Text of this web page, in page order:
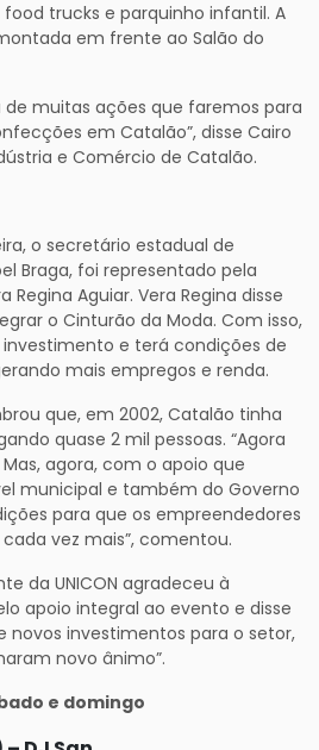
trucks e parquinho infantil. A
em frente ao Salão do
de muitas ações que faremos para
em Catalão”, disse Cairo
e Comércio de Catalão.
o secretário estadual de
Braga, foi representado pela
Regina Aguiar. Vera Regina disse
o Cinturão da Moda. Com isso,
e terá condições de
mais empregos e renda.
que, em 2002, Catalão tinha
quase 2 mil pessoas. “Agora
agora, com o apoio que
municipal e também do Governo
para que os empreendedores
vez mais”, comentou.
da UNICON agradeceu à
apoio integral ao evento e disse
novos investimentos para o setor,
novo ânimo”.
e domingo